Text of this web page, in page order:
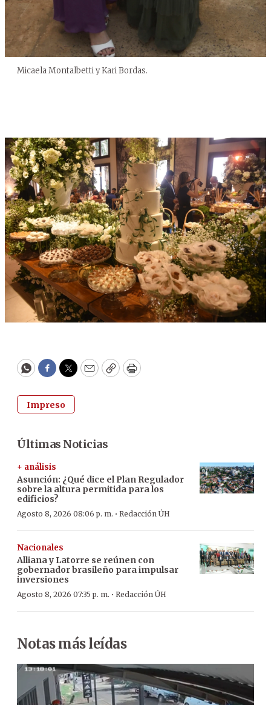
Micaela Montalbetti y Kari Bordas.
WhatsApp
Facebook
Twitter
EmailCopyPrint
Impreso
Últimas Noticias
+ análisis
Asunción: ¿Qué dice el Plan Regulador
sobre la altura permitida para los
edificios?
Agosto 8, 2026 08:06 p. m. · Redacción ÚH
Nacionales
Alliana y Latorre se reúnen con
gobernador brasileño para impulsar
inversiones
Agosto 8, 2026 07:35 p. m. · Redacción ÚH
Notas más leídas